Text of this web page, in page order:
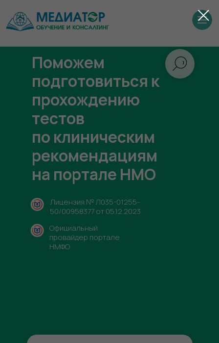
Официальный
провайдер портале
НМФО
Лицензия № Л035-01255-
50/00958377 от 05.12.2023
Поможем
подготовиться к
прохождению
тестов
по клиническим
рекомендациям
на портале НМО